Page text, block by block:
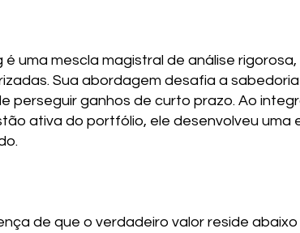
uma mescla magistral de análise
Sua abordagem desafia a
perseguir ganhos de curto prazo. Ao
ativa do portfólio, ele desenvolveu uma
de que o verdadeiro valor reside abaixo